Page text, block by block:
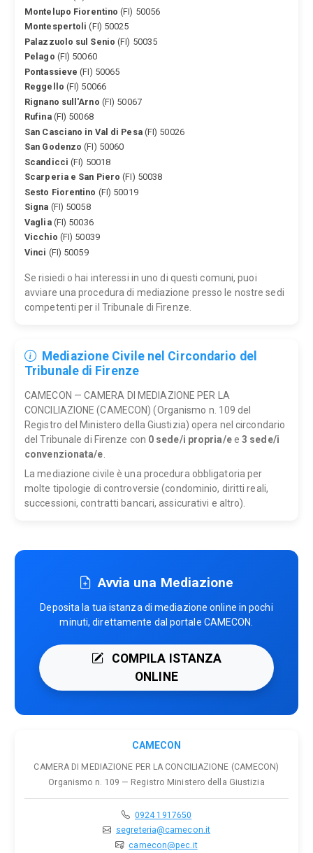
Montelupo Fiorentino (FI) 50056
Montespertoli (FI) 50025
Palazzuolo sul Senio (FI) 50035
Pelago (FI) 50060
Pontassieve (FI) 50065
Reggello (FI) 50066
Rignano sull'Arno (FI) 50067
Rufina(FI) 50068
San Casciano in Val di Pesa(FI) 50026
San Godenzo (FI) 50060
Scandicci (FI) 50018
Scarperia e San Piero (FI) 50038
Sesto Fiorentino (FI) 50019
Signa (FI) 50058
Vaglia(FI) 50036
Vicchio (FI) 50039
Vinci (FI) 50059
Se risiedi o hai interessi in uno di questi comuni, puoi
avviare una procedura di mediazione presso le nostre sedi
competenti per il Tribunale di Firenze.
Mediazione Civile nel Circondario del
Tribunale di Firenze
CAMECON — CAMERA DI MEDIAZIONE PER LA
CONCILIAZIONE (CAMECON) (Organismo n. 109 del
Registro del Ministero della Giustizia) opera nel circondario
del Tribunale di Firenze con 0 sede/i propria/ee3 sede/i
convenzionata/e.
La mediazione civile è una procedura obbligatoria per
molte tipologie di controversie (condominio, diritti reali,
successioni, contratti bancari, assicurativi e altro).
Avvia una Mediazione
Deposita la tua istanza di mediazione online in pochi
minuti, direttamente dal portale CAMECON.
COMPILA ISTANZA
ONLINE
CAMECON
CAMERA DI MEDIAZIONE PER LA CONCILIAZIONE (CAMECON)
Organismo n. 109 — Registro Ministero della Giustizia
0924 1917650
segreteria@camecon.it
camecon@pec.it